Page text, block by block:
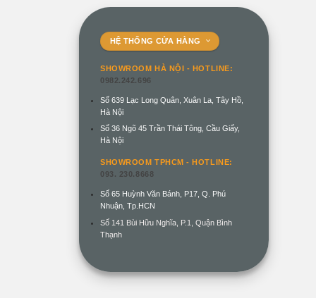
HỆ THỐNG CỬA HÀNG
SHOWROOM HÀ NỘI - HOTLINE:
0982.242.696
Số 639 Lạc Long Quân, Xuân La, Tây Hồ,
Hà Nội
Số 36 Ngõ 45 Trần Thái Tông, Cầu Giấy,
Hà Nội
SHOWROOM TPHCM - HOTLINE:
093. 230.8668
Số 65 Huỳnh Văn Bánh, P17, Q. Phú
Nhuận, Tp.HCN
Số 141 Bùi Hữu Nghĩa, P.1, Quận Bình
Thạnh